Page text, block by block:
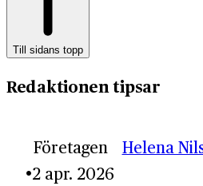
Till sidans topp
Redaktionen tipsar
Företagen
Helena
2 apr. 2026